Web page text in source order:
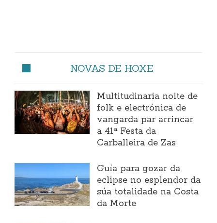
NOVAS DE HOXE
Multitudinaria noite de
folk e electrónica de
vangarda par arrincar
a 41ª Festa da
Carballeira de Zas
Guía para gozar da
eclipse no esplendor da
súa totalidade na Costa
da Morte